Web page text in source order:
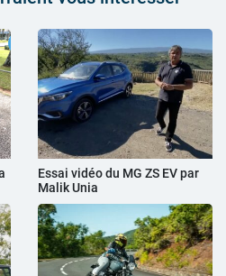
Essai vidéo du MG ZS EV par
Malik Unia